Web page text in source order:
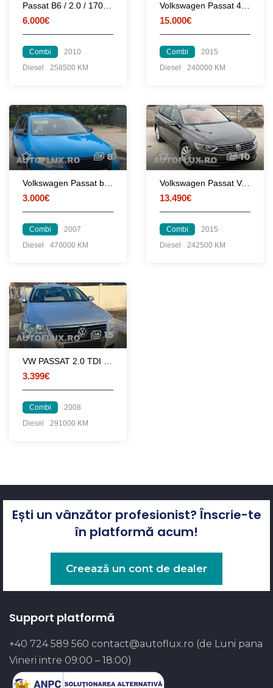
Passat B6 / 2.0 / 170 CP / CBBB / EURO 5
6.000€
Combi
2010
Diesel
258500 KM
Volkswagen Passat 4Motion
15.000€
Combi
2015
Diesel
240000 KM
8
Volkswagen Passat b6 break
3.000€
Combi
2007
Diesel
470000 KM
10
Volkswagen Passat Variant 1.6 TDI | 2015 | BlueMotion | DSG | ACC |
13.490€
Combi
2015
Diesel
242500 KM
15
3.399€
Combi
2008
Diesel
291000 KM
Ești un vânzător profesionist? Înscrie-te
în platformă acum!
Creează un cont de dealer
Support platformă
+40 724 589 560 contact@autoflux.ro (de Luni pana
Vineri intre 09:00 – 18:00)